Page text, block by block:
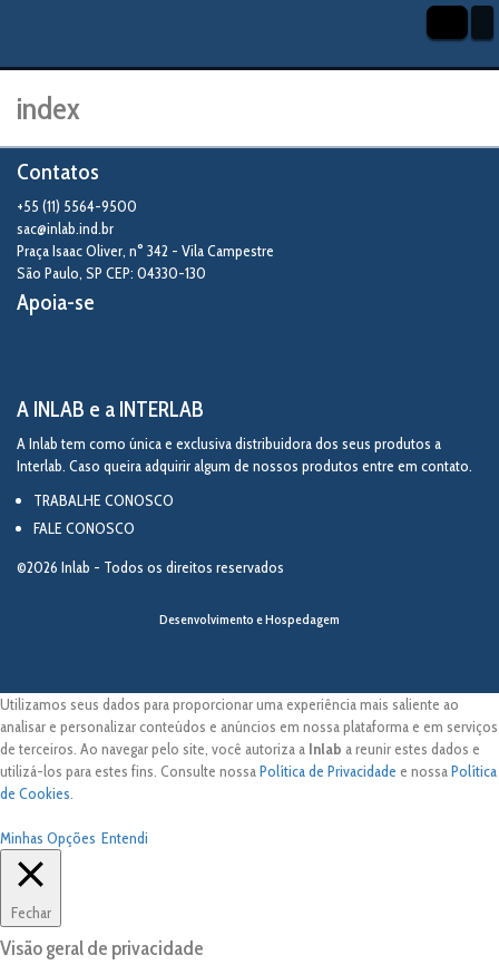
index
Contatos
+55 (11) 5564-9500
sac@inlab.ind.br
Praça Isaac Oliver, n° 342 - Vila Campestre
São Paulo SP CEP: 04330-130
Apoia-se
A INLAB e a INTERLAB
A Inlab tem como única e exclusiva distribuidora dos seus produtos a
Interlab. Caso queira adquirir algum de nossos produtos entre em contato.
TRABALHE CONOSCO
FALE CONOSCO
©2026 Inlab - Todos os direitos reservados
Desenvolvimento e Hospedagem
Utilizamos seus dados para proporcionar uma experiência mais saliente ao
analisar e personalizar conteúdos e anúncios em nossa plataforma e em serviços
de terceiros. Ao navegar pelo site, você autoriza a Inlab a reunir estes dados e
utilizá-los para estes fins. Consulte nossaPolítica de Privacidade e nossaPolítica
de Cookies
Minhas Opções Entendi
Fechar
Visão geral de privacidade